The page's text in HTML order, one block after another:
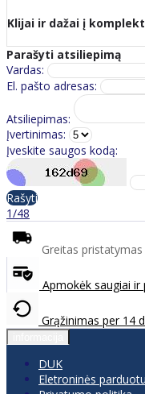
Klijai ir dažai į
Parašyti atsiliepimą
Vardas:
El. pašto adresas:
Atsiliepimas:
Įvertinimas:
Įveskite saugos kodą:
Rašyti
1/48
Greitas
Apmokėk saugiai ir
Grąžinimas per 14
DUK
Eletroninės